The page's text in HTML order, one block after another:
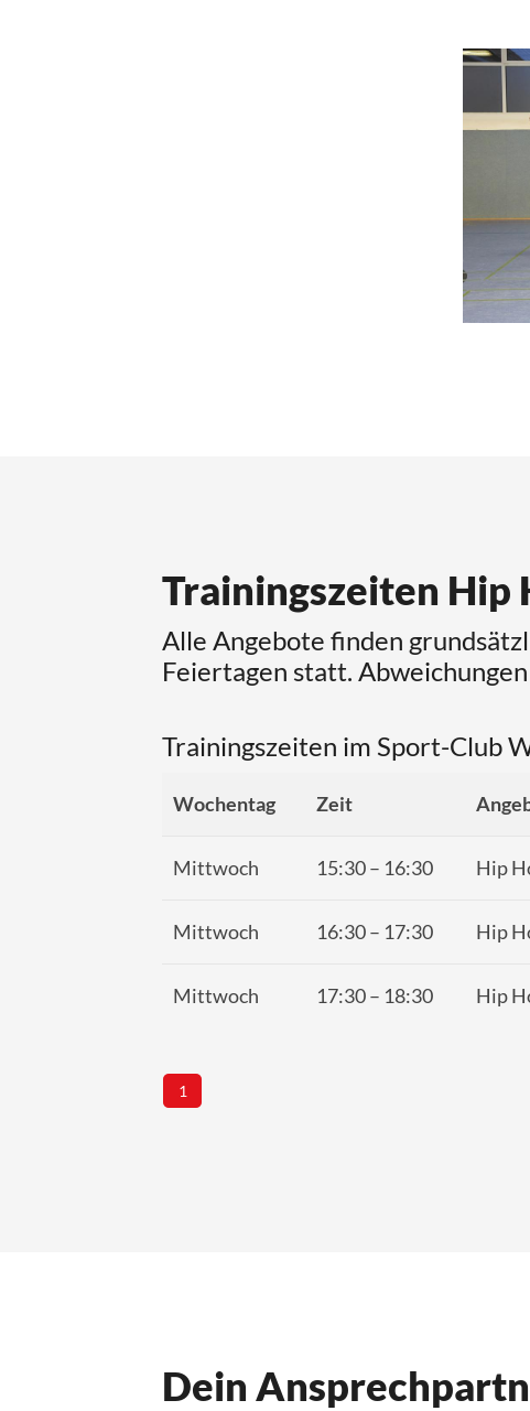
Trainingszeiten Hip
Alle Angebote finden
Feiertagen statt.
Trainingszeiten im Sport-Club
Wochentag Zeit
Mittwoch
15:30– 16:30 Hip
Mittwoch 16:30– 17:30 Hip
Mittwoch 17:30– 18:30 Hip
1
Dein